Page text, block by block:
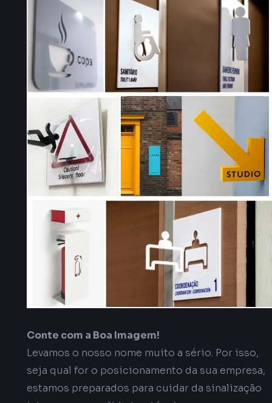
Conte com a Boa Imagem!
Levamos o nosso nome muito a sério. Por isso,
seja qual for o posicionamento da sua empresa,
estamos preparados para cuidar da sinalização